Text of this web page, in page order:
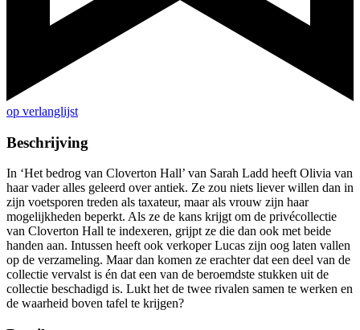
op verlanglijst
Beschrijving
In ‘Het bedrog van Cloverton Hall’ van Sarah Ladd heeft Olivia van
haar vader alles geleerd over antiek. Ze zou niets liever willen dan in
zijn voetsporen treden als taxateur, maar als vrouw zijn haar
mogelijkheden beperkt. Als ze de kans krijgt om de privécollectie
van Cloverton Hall te indexeren, grijpt ze die dan ook met beide
handen aan. Intussen heeft ook verkoper Lucas zijn oog laten vallen
op de verzameling. Maar dan komen ze erachter dat een deel van de
collectie vervalst is én dat een van de beroemdste stukken uit de
collectie beschadigd is. Lukt het de twee rivalen samen te werken en
de waarheid boven tafel te krijgen?